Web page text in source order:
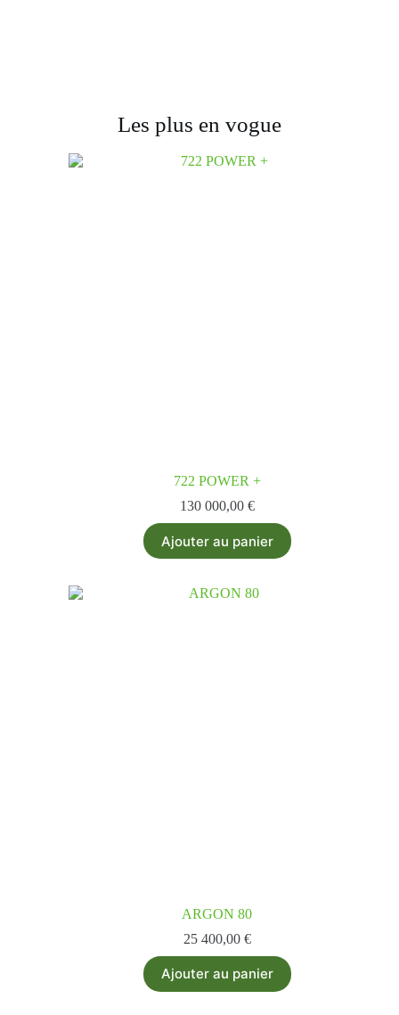
Les plus en vogue
722 POWER +
130 000,00 €
Ajouter au panier
ARGON 80
25 400,00 €
Ajouter au panier